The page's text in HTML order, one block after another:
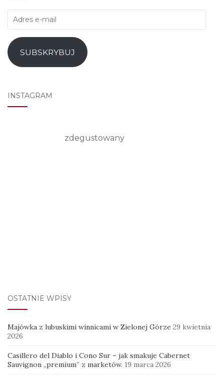
Adres
mail
SUBSKRYBUJ
INSTAGRAM
zdegustowany
OSTATNIE WPISY
Majówka z lubuskimi winnicami w Zielonej Górze 29 kwietnia
2026
Casillero del Diablo i Cono Sur – jak smakuje Cabernet
Sauvignon „premium” z marketów. 19 marca 2026